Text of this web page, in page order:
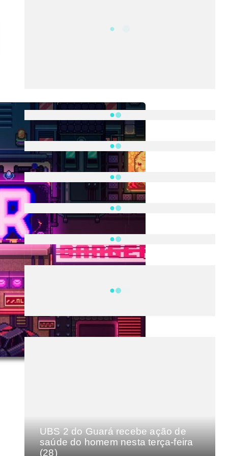
FILMES E SÉRIES
UBS 2 do Guará recebe ação de
saúde do homem nesta terça-feira
(28)